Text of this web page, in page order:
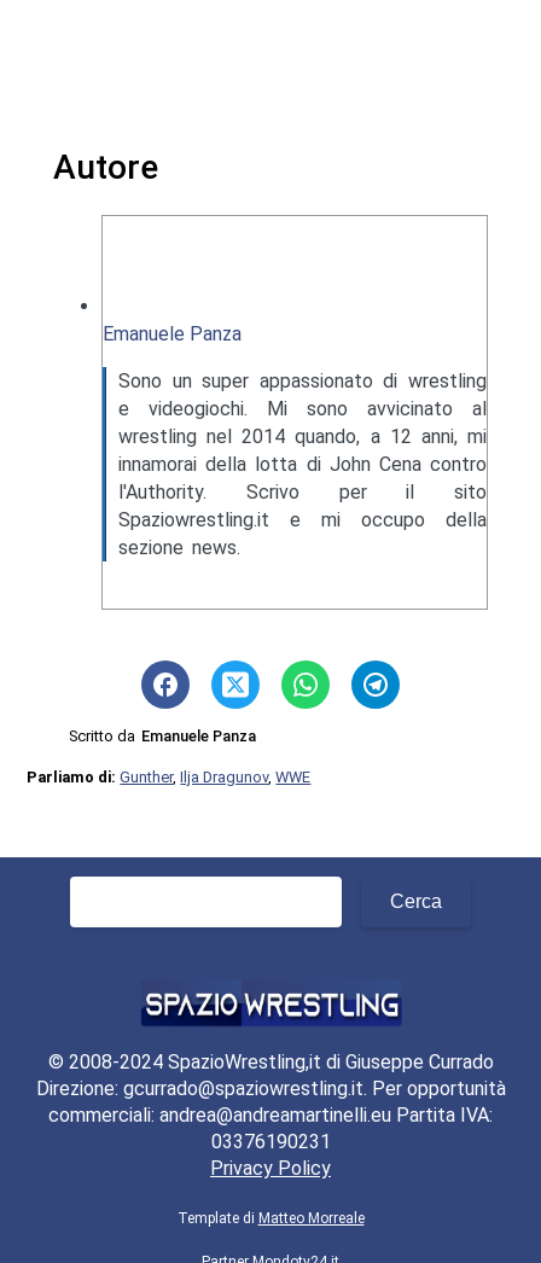
Autore
Emanuele Panza
Sono un super appassionato di wrestling
e videogiochi. Mi sono avvicinato al
wrestling nel 2014 quando, a 12 anni, mi
innamorai della lotta di John Cena contro
l'Authority. Scrivo per il sito
Spaziowrestling.it e mi occupo della
sezione news.
Scritto da Emanuele Panza
Parliamo di:Gunther,Ilja Dragunov,WWE
Ricerca
© 2008-2024 SpazioWrestling,it di Giuseppe Currado
Direzione: gcurrado@spaziowrestling.it. Per opportunità
commerciali: andrea@andreamartinelli.eu Partita IVA:
03376190231
Privacy Policy
Template di Matteo Morreale